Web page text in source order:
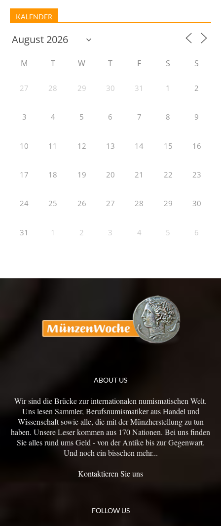
KALENDER
M T W T F S S
27 28 29 30 31 1 2
3 4 5 6 7 8 9
10 11 12 13 14 15 16
17 18 19 20 21 22 23
24 25 26 27 28 29 30
31 1 2 3 4 5 6
ABOUT US
Wir sind die Brücke zur internationalen numismatischen Welt.
Uns lesen Sammler, Berufsnumismatiker aus Handel und
Wissenschaft sowie alle, die mit der Münzherstellung zu tun
haben. Unsere Leser kommen aus 170 Nationen. Bei uns finden
Sie alles rund ums Geld - von der Antike bis zur Gegenwart.
Und noch ein bisschen mehr...
Kontaktieren Sie uns
FOLLOW US